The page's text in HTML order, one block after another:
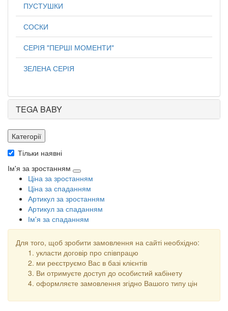
ПУСТУШКИ
СОСКИ
СЕРІЯ "ПЕРШІ МОМЕНТИ"
ЗЕЛЕНА СЕРІЯ
TEGA BABY
Категорії
Тільки наявні
Ім'я за зростанням
Ціна за зростанням
Ціна за спаданням
Артикул за зростанням
Артикул за спаданням
Ім'я за спаданням
Для того, щоб зробити замовлення на сайті необхідно:
укласти договір про співпрацю
ми реєструємо Вас в базі клієнтів
Ви отримуєте доступ до особистий кабінету
оформляєте замовлення згідно Вашого типу цін